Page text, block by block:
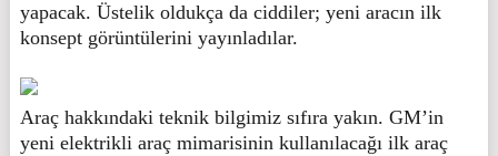
yapacak. Üstelik oldukça da ciddiler; yeni aracın ilk
konsept görüntülerini yayınladılar.
Araç hakkındaki teknik bilgimiz sıfıra yakın. GM’in
yeni elektrikli araç mimarisinin kullanılacağı ilk araç